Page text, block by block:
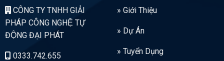
CÔNG TY TNHH GIẢI
PHÁP CÔNG NGHỆ TỰ
ĐỘNG ĐẠI PHÁT
0333.742.655
» Giới Thiệu
» Dự Án
» Tuyển Dụng